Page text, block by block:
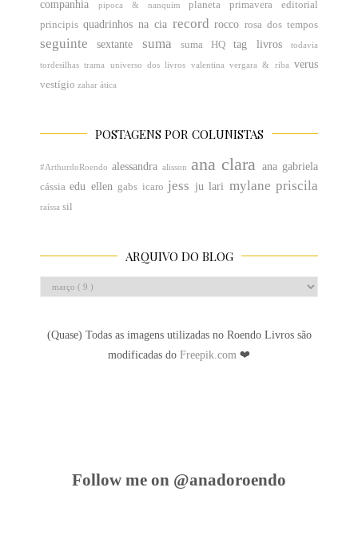
companhia
pipoca & nanquim planeta
primavera editorial
principis quadrinhos na cia record rocco rosa dos tempos
seguinte sextante suma suma HQ tag livros todavia
tordesilhas trama universo dos livros valentina vergara & riba verus
vestígio zahar ática
POSTAGENS POR COLUNISTAS
#ArthurdoRoendo alessandra alisson ana clara ana gabriela
cássia edu ellen gabs icaro jess ju lari mylane priscila
raíssa sil
ARQUIVO DO BLOG
(Quase) Todas as imagens utilizadas no Roendo Livros são
modificadas do Freepik.com ❤
Follow me on @anadoroendo